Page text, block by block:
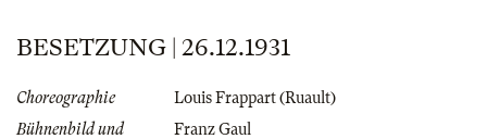
BESETZUNG | 26.12.1931
Choreographie
Louis Frappart (Ruault)
Bühnenbild und
Franz Gaul